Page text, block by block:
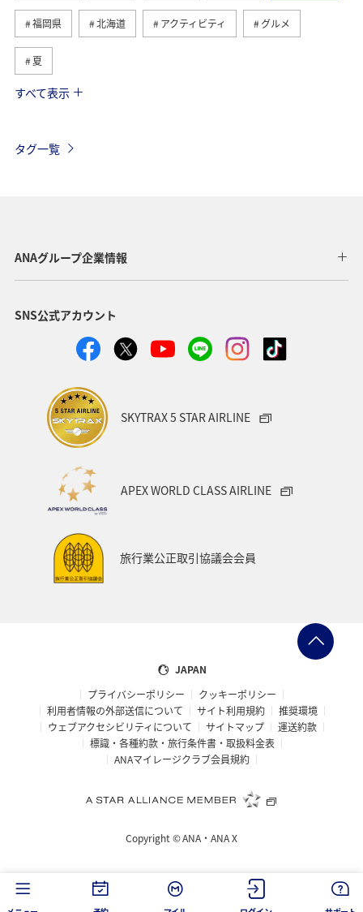
福岡県 北海道 アクティビティ グルメ
夏
ANA釣り倶楽部
すべて表示
タグ一覧
ANAグループ企業情報
SNS公式アカウント
SKYTRAX 5 STAR AIRLINE
APEX WORLD CLASS AIRLINE
旅行業公正取引協議会会員
JAPAN
プライバシーポリシー
クッキーポリシー
利用者情報の外部送信について
サイト利用規約
推奨環境
ウェブアクセシビリティについて
サイトマップ
運送約款
標識・各種約款・旅行条件書・取扱料金表
ANAマイレージクラブ会員規約
Copyright ©ANA・ANA X